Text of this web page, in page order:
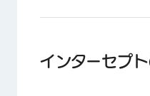
インターセプ